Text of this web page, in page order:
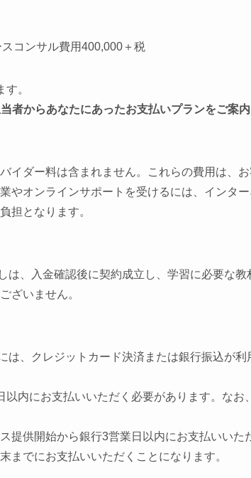
コンサル費用400,000＋税
。
者からあなたにあったお支払いプランをご案
イダー料は含まれません。これらの費用は、
やオンラインサポートを受けるには、インタ
担となります。
は、入金確認後に契約成立し、学習に必要な
ざいません。
は、クレジットカード決済または銀行振込が
以内にお支払いいただく必要があります。なお
提供開始から銀行3営業日以内にお支払いいた
までにお支払いいただくことになります。